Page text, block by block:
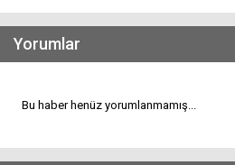
Yorumlar
Bu haber henüz yorumlanmamış...